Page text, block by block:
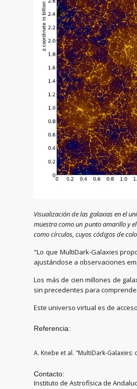
Visualización de las galaxias en el
muestra como un punto amarillo y
como círculos, cuyos códigos de
"Lo que MultiDark-Galaxies
ajustándose a observaciones
Los más de cien millones de
sin precedentes para
Este universo virtual es de
Referencia:
A. Knebe et al. "MultiDark-Galaxies:
Contacto:
Instituto de Astrofísica de